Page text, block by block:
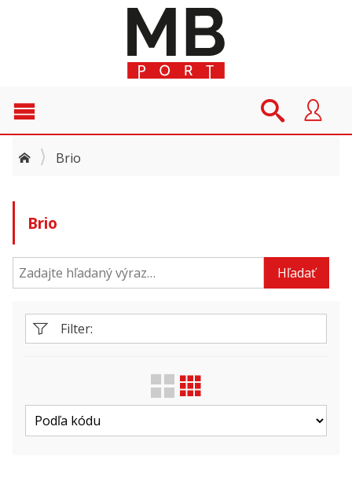
Brio
Brio
Hľadať
Filter:
Zobraziť len ...